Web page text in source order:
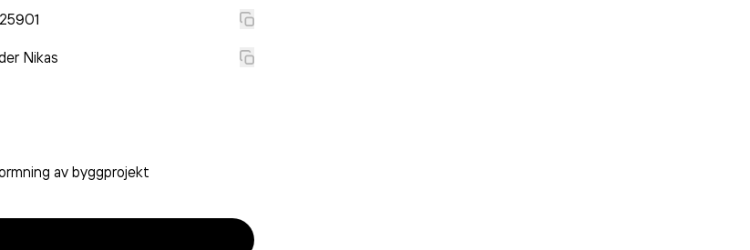
Nikas
av byggprojekt